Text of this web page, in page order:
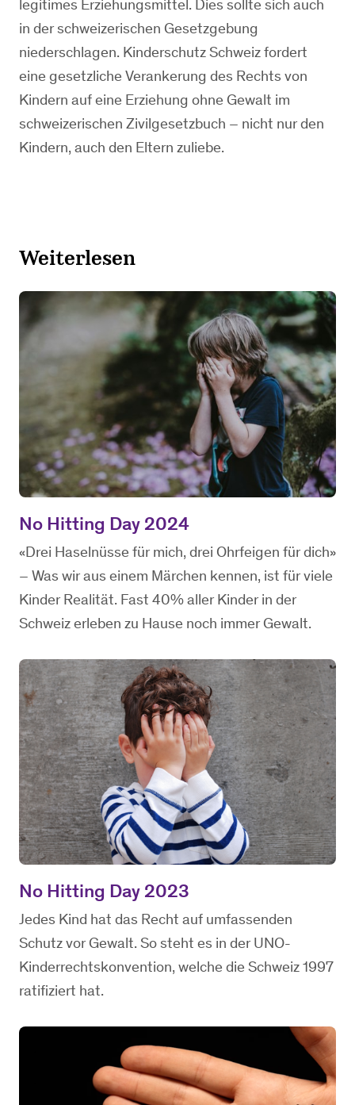
legitimes Erziehungsmittel. Dies sollte sich auch
in der schweizerischen Gesetzgebung
niederschlagen. Kinderschutz Schweiz fordert
eine gesetzliche Verankerung des Rechts von
Kindern auf eine Erziehung ohne Gewalt im
schweizerischen Zivilgesetzbuch – nicht nur den
Kindern, auch den Eltern zuliebe.
Weiterlesen
No Hitting Day 2024
«Drei Haselnüsse für mich, drei Ohrfeigen für dich»
– Was wir aus einem Märchen kennen, ist für viele
Kinder Realität. Fast 40% aller Kinder in der
Schweiz erleben zu Hause noch immer Gewalt.
No Hitting Day 2023
Jedes Kind hat das Recht auf umfassenden
Schutz vor Gewalt. So steht es in der UNO-
Kinderrechtskonvention, welche die Schweiz 1997
ratifiziert hat.